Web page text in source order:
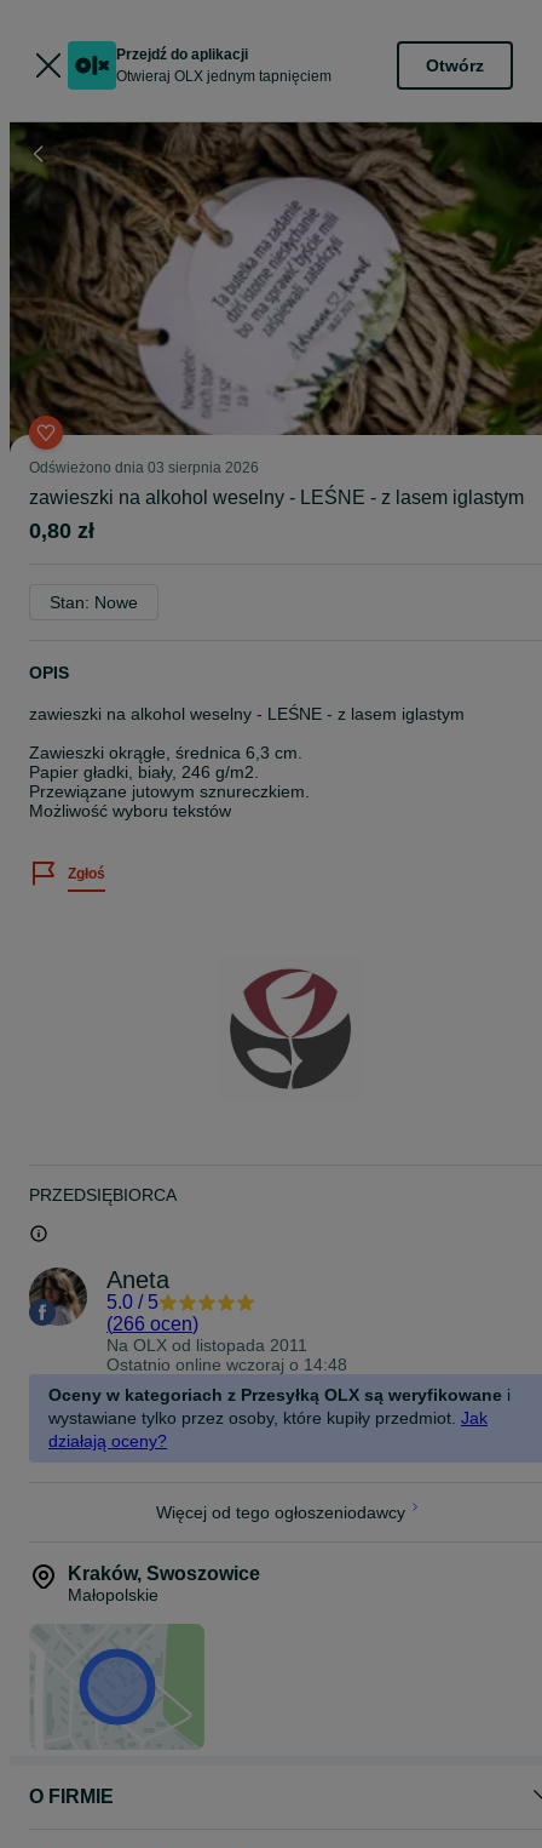
Przejdź do aplikacji
Otwieraj OLX jednym tapnięciem
Otwórz
Odświeżono dnia 03 sierpnia 2026
zawieszki na alkohol weselny - LEŚNE - z lasem iglastym
0,80 zł
Stan: Nowe
OPIS
zawieszki na alkohol weselny - LEŚNE - z lasem iglastym
Zawieszki okrągłe, średnica 6,3 cm.
Papier gładki, biały, 246 g/m2.
Przewiązane jutowym sznureczkiem.
Możliwość wyboru tekstów
Zgłoś
PRZEDSIĘBIORCA
Aneta
5.0 / 5
(266 ocen)
Na OLX od listopada 2011
Ostatnio online wczoraj o 14:48
Oceny w kategoriach z Przesyłką OLX są weryfikowane i
wystawiane tylko przez osoby, które kupiły przedmiot. Jak
działają oceny?
Więcej od tego ogłoszeniodawcy
Kraków, Swoszowice
Małopolskie
O FIRMIE